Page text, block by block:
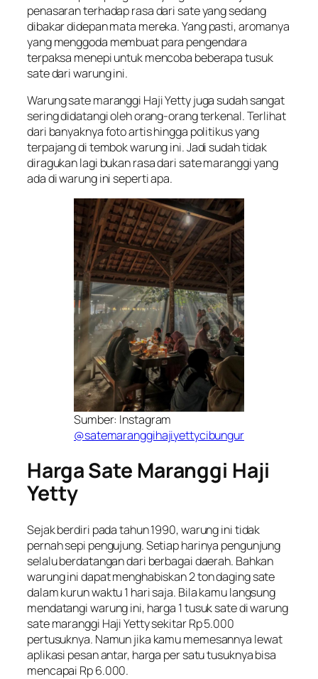
penasaran terhadap rasa dari sate yang sedang
dibakar didepan mata mereka. Yang pasti, aromanya
yang menggoda membuat para pengendara
terpaksa menepi untuk mencoba beberapa tusuk
sate dari warung ini.
Warung sate maranggi Haji Yetty juga sudah sangat
sering didatangi oleh orang-orang terkenal. Terlihat
dari banyaknya foto artis hingga politikus yang
terpajang di tembok warung ini. Jadi sudah tidak
diragukan lagi bukan rasa dari sate maranggi yang
ada di warung ini seperti apa.
Sumber: Instagram
@satemaranggihajiyettycibungur
Harga Sate Maranggi Haji
Yetty
Sejak berdiri pada tahun 1990, warung ini tidak
pernah sepi pengujung. Setiap harinya pengunjung
selalu berdatangan dari berbagai daerah. Bahkan
warung ini dapat menghabiskan 2 ton daging sate
dalam kurun waktu 1 hari saja. Bila kamu langsung
mendatangi warung ini, harga 1 tusuk sate di warung
sate maranggi Haji Yetty sekitar Rp 5.000
pertusuknya. Namun jika kamu memesannya lewat
aplikasi pesan antar, harga per satu tusuknya bisa
mencapai Rp 6.000.